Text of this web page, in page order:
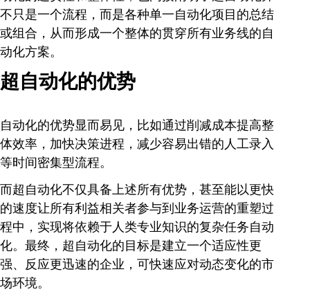
不只是一个流程，而是各种单一自动化项目的总结
或组合，从而形成一个整体的贯穿所有业务线的自
动化方案。
超自动化的优势
自动化的优势显而易见，比如通过削减成本提高整
体效率，加快决策进程，减少容易出错的人工录入
等时间密集型流程。
而超自动化不仅具备上述所有优势，甚至能以更快
的速度让所有利益相关者参与到业务运营的重塑过
程中，实现将依赖于人类专业知识的复杂任务自动
化。最终，超自动化的目标是建立一个适应性更
强、反应更迅速的企业，可快速应对动态变化的市
场环境。